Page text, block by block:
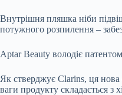
Внутрішня пляшка ніби
потужного розпилення –
Aptar Beauty володіє
Як стверджує Clarins, ця нова
ваги продукту складається з